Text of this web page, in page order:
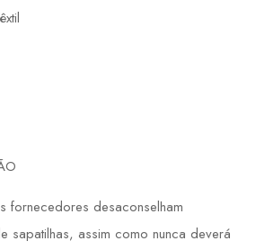
fornecedores desaconselham
sapatilhas, assim como nunca deverá